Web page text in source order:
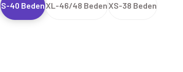
S-40 BedenXL-46/48 BedenXS-38 Beden